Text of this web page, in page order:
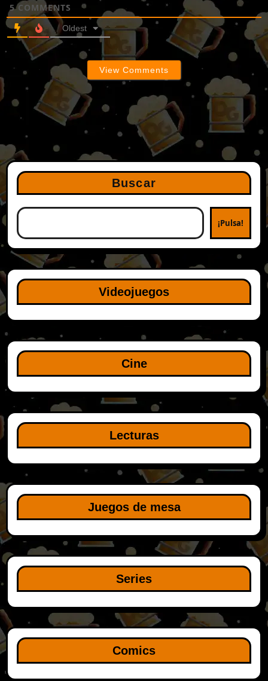
5COMMENTS
Oldest
View Comments
Buscar
¡Pulsa!
Videojuegos
Cine
Lecturas
Juegos de mesa
Series
Comics